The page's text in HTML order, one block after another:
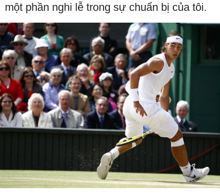
một phần nghi lễ trong sự chuẩn bị của tôi.